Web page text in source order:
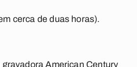
cerca de duas horas).
American Century